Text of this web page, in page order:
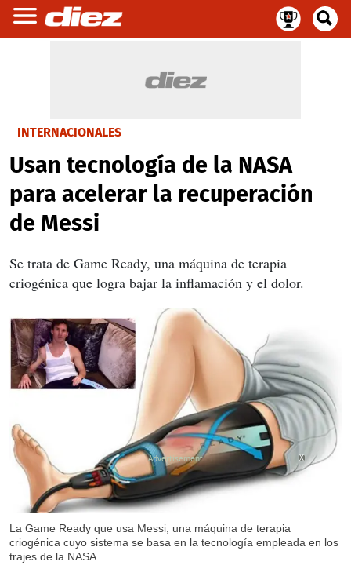
INTERNACIONALES
Usan tecnología de la NASA
para acelerar la recuperación
de Messi
Se trata de Game Ready, una máquina de terapia
criogénica que logra bajar la inflamación y el dolor.
La Game Ready que usa Messi, una máquina de terapia
criogénica cuyo sistema se basa en la tecnología empleada en los
trajes de la NASA.
X